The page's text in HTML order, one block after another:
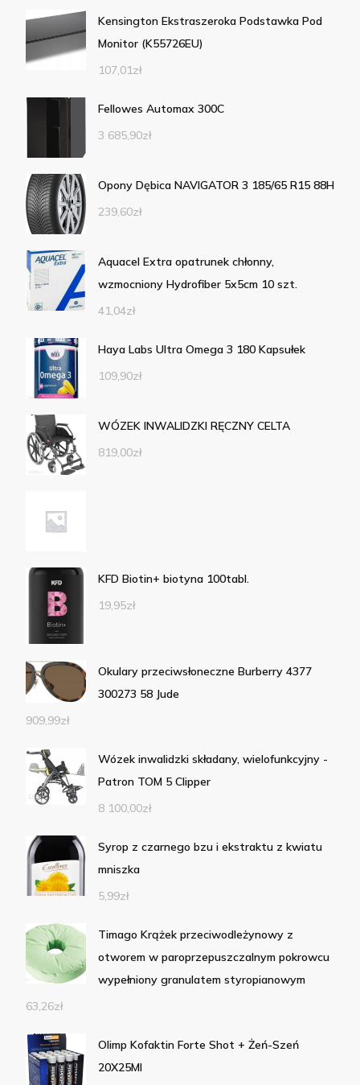
Kensington Ekstraszeroka Podstawka Pod
Monitor (K55726EU)
107,01zł
Fellowes Automax 300C
3 685,90zł
Opony Dębica NAVIGATOR 3 185/65 R15 88H
239,60zł
Aquacel Extra opatrunek chłonny,
wzmocniony Hydrofiber 5x5cm 10 szt.
41,04zł
Haya Labs Ultra Omega 3 180 Kapsułek
109,90zł
WÓZEK INWALIDZKI RĘCZNY CELTA
819,00zł
KFD Biotin+ biotyna 100tabl.
19,95zł
Okulary przeciwsłoneczne Burberry 4377
300273 58 Jude
909,99zł
Wózek inwalidzki składany, wielofunkcyjny -
Patron TOM 5 Clipper
8 100,00zł
Syrop z czarnego bzu i ekstraktu z kwiatu
mniszka
5,99zł
Timago Krążek przeciwodleżynowy z
otworem w paroprzepuszczalnym pokrowcu
wypełniony granulatem styropianowym
63,26zł
Olimp Kofaktin Forte Shot + Żeń-Szeń
20X25Ml